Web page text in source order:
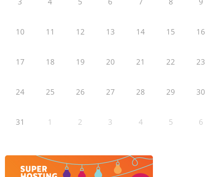
10 11 12 13 14 15 16
17 18 19 20 21 22 23
24 25 26 27 28 29 30
31 1 2 3 4 5 6